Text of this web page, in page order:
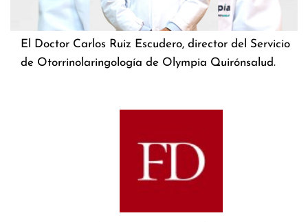
El Doctor Carlos Ruiz Escudero, director del Servicio
de Otorrinolaringología de Olympia Quirónsalud.